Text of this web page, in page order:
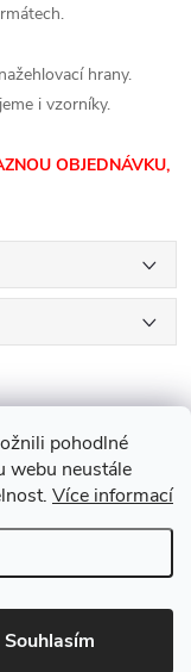
pohodlné
webu neustále
Více informací
Souhlasím
hrany.
i vzorníky.
OBJEDNÁVKU,
vyhrazena.